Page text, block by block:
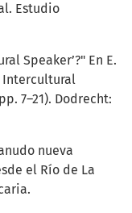
Estudio
Speaker’?" En E.
Intercultural
7–21). Dodrecht:
nueva
el Río de La